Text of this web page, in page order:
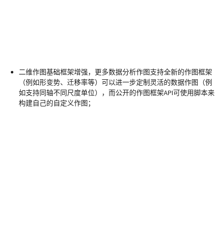
二维作图基础框架增强，更多数据分析作图支持全新的作图框架
（例如形变势、迁移率等）可以进一步定制灵活的数据作图（例
如支持同轴不同尺度单位），而公开的作图框架API可使用脚本来
构建自己的自定义作图；